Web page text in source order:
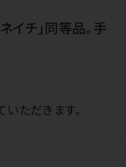
イチ」同等品。手
ただきます。